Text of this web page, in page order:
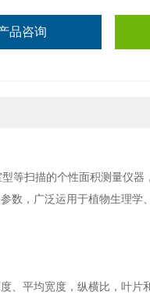
品咨询
等扫描的个性面积测量仪器
数，广泛运用于植物生理学
、平均宽度，纵横比，叶片